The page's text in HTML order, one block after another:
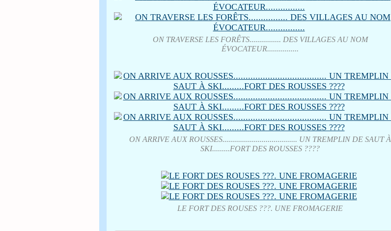
ON TRAVERSE LES FORÊTS................ DES VILLAGES AU NOM
ÉVOCATEUR................
ON ARRIVE AUX ROUSSES...................................... UN TREMPLIN DE SAUT À
SKI.........FORT DES ROUSSES ????
LE FORT DES ROUSES ???. UNE FROMAGERIE